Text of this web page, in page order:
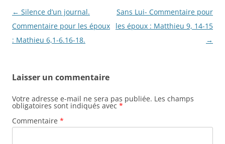
Navigation
des
articles
← Silence d’un journal.
Commentaire pour les époux
: Mathieu 6,1-6.16-18.
Sans Lui- Commentaire pour
les époux : Matthieu 9, 14-15
→
Laisser un commentaire
Votre adresse e-mail ne sera pas publiée. Les champs
obligatoires sont indiqués avec *
Commentaire *